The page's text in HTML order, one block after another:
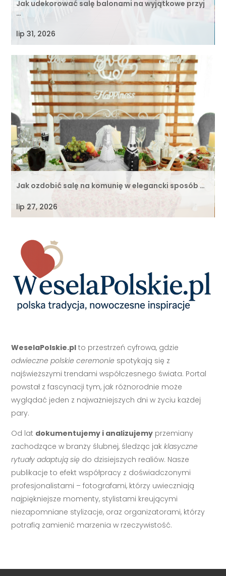
Jak udekorować salę balonami na wyjątkowe przyj
…
lip 31, 2026
Jak ozdobić salę na komunię w elegancki sposób …
lip 27, 2026
WeselaPolskie.pl to przestrzeń cyfrowa, gdzie
odwieczne polskie ceremonie spotykają się z
najświeższymi trendami współczesnego świata. Portal
powstał z fascynacji tym, jak różnorodnie może
wyglądać jeden z najważniejszych dni w życiu każdej
pary.
Od lat dokumentujemy i analizujemy przemiany
zachodzące w branży ślubnej, śledząc jakklasyczne
rytuały adaptują się do dzisiejszych realiów. Nasze
publikacje to efekt współpracy z doświadczonymi
profesjonalistami – fotografami, którzy uwieczniają
najpiękniejsze momenty, stylistami kreującymi
niezapomniane stylizacje, oraz organizatorami, którzy
potrafią zamienić marzenia w rzeczywistość.